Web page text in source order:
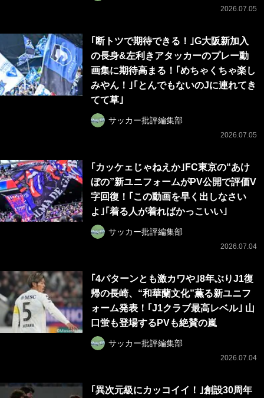
2026.07.05
｢断トツで期待できる！｣G大阪新加入
の長身&左利きアタッカーのプレー動
画集に期待高まる！｢めちゃくちゃ楽し
みやん！｣｢とんでもないのJに連れてき
てて草｣
サッカー批評編集部
2026.07.05
｢カッケェじゃねえか｣FC東京の“あけ
ぼの”新ユニフォームがPV公開で評価V
字回復！｢この動画を早く出しなさい
よ｣｢着る人が着ればかっこいい｣
サッカー批評編集部
2026.07.04
｢4パターンとも激カワや｣8年ぶりJ1復
帰の長崎、“和華蘭文化”薫る新ユニフ
ォーム発表！｢J1クラブ最高レベル｣ 山
口蛍も登場するPVも絶賛の嵐
サッカー批評編集部
2026.07.04
｢異次元級にカッコイイ！｣創設30周年